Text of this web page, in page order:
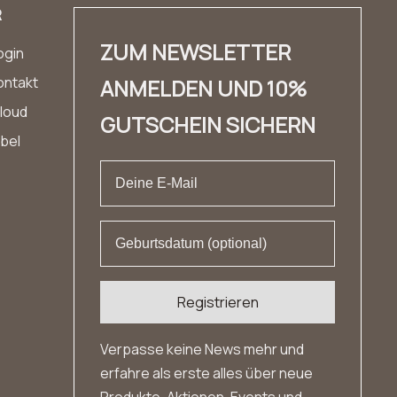
ZUM NEWSLETTER
ANMELDEN UND 10%
GUTSCHEIN SICHERN
Registrieren
Verpasse keine News mehr und
erfahre als erste alles über neue